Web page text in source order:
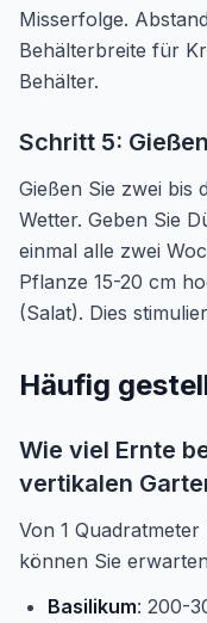
Misserfolge.
Behälterbreite für
Behälter.
Schritt 5:
Gießen Sie zwei bis
Wetter. Geben Sie
einmal alle zwei
Pflanze 15-20 cm
(Salat). Dies
Häufig
Wie viel Ernte
vertikalen
Von 1
können Sie
Basilikum: 200-